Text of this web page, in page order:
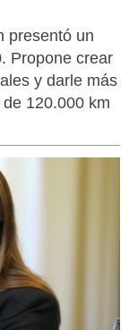
presentó un
Propone crear
y darle más
120.000 km